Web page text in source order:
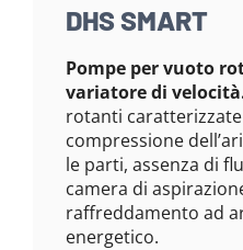
DHS SMART
Pompe per vuoto
variatore di
rotanti
compressione
le parti, assenza di
camera di
raffreddamento ad
energetico.